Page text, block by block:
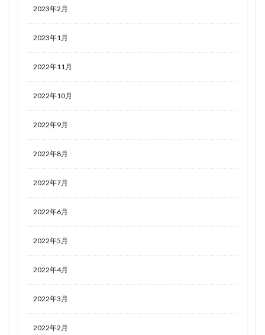
2023年2月
2023年1月
2022年11月
2022年10月
2022年9月
2022年8月
2022年7月
2022年6月
2022年5月
2022年4月
2022年3月
2022年2月